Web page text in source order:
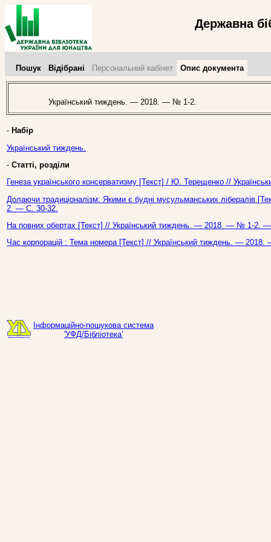
Державна
Пошук Відібрані Персональний кабінет Опис документа
Український тиждень. — 2018. — № 1-2.
- Набір
Український тиждень.
- Статті, розділи
Генеза українського консерватизму [Текст] / Ю. Терещенко //
Долаючи традиціоналізм: Якими є будні мусульманських
2. — С. 30-32.
На повних обертах [Текст] // Український тиждень. — 2018. — № 1-2.
Час корпорацій : Тема номера [Текст] // Український тиждень. —
Інформаційно-пошукова система
'УФД/Бібліотека'